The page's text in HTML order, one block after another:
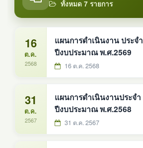
ทั้งหมด 7 รายการ
16
ต.ค.
2568
แผนการดำเนินงาน ประจำ
ปีงบประมาณ พ.ศ.2569
16 ต.ค. 2568
31
ต.ค.
2567
แผนการดำเนินงานประจำ
ปีงบประมาณ พ.ศ.2568
31 ต.ค. 2567